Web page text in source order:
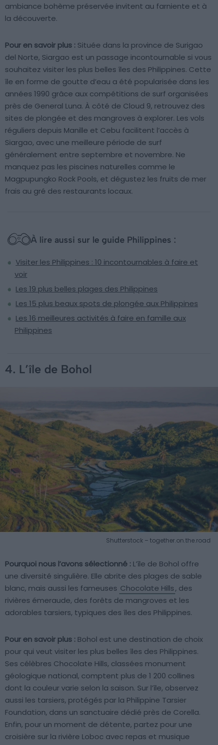
ambiance bohème préservée invitent au farniente et à
la découverte.
Pour en savoir plus : Située dans la province de Surigao
del Norte, Siargao est un passage incontournable si vous
souhaitez visiter les plus belles îles des Philippines. Cette
île en forme de goutte d’eau a été popularisée dans les
années 1990 grâce aux compétitions de surf organisées
près de General Luna. À côté de Cloud 9, retrouvez des
sites de plongée et des mangroves à explorer. Les vols
réguliers depuis Manille et Cebu facilitent l’accès à
Siargao, avec une meilleure période de surf
généralement entre septembre et novembre. Ne
manquez pas les piscines naturelles comme le
Magpupungko Rock Pools, et dégustez les fruits de mer
frais au gré des restaurants locaux.
À lire aussi sur le guide Philippines :
Visiter les Philippines : 10 incontournables à faire et
voir
Les 19 plus belles plages des Philippines
Les 15 plus beaux spots de plongée aux Philippines
Les 16 meilleures activités à faire en famille aux
Philippines
4. L’île de Bohol
Shutterstock – together.on.the.road
Pourquoi nous l’avons sélectionné : L’île de Bohol offre
une diversité singulière. Elle abrite des plages de sable
blanc, mais aussi les fameuses Chocolate Hills, des
rivières émeraude, des forêts de mangroves et les
adorables tarsiers, typiques des îles des Philippines.
Pour en savoir plus : Bohol est une destination de choix
pour qui veut visiter les plus belles îles des Philippines.
Ses célèbres Chocolate Hills, classées monument
géologique national, comptent plus de 1 200 collines
dont la couleur varie selon la saison. Sur l’île, observez
aussi les tarsiers, protégés par la Philippine Tarsier
Foundation, dans un sanctuaire dédié près de Corella.
Enfin, pour un moment de détente, partez pour une
croisière sur la rivière Loboc avec repas et musique